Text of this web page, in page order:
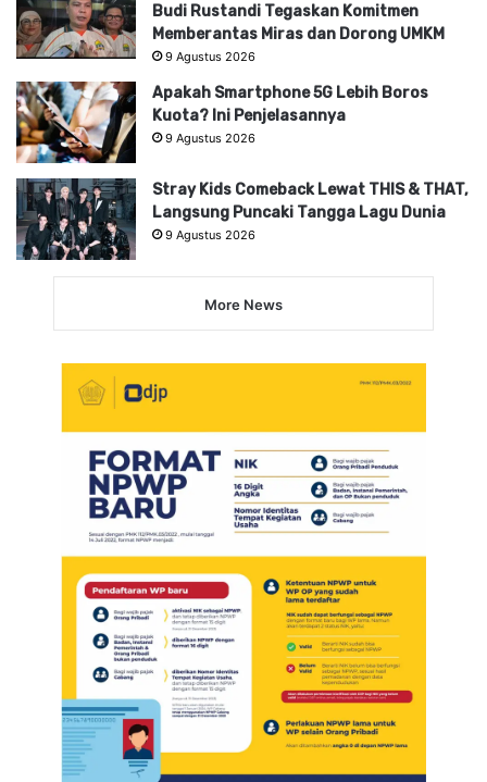
Budi Rustandi Tegaskan Komitmen
Memberantas Miras dan Dorong UMKM
9 Agustus 2026
Apakah Smartphone 5G Lebih Boros
Kuota? Ini Penjelasannya
9 Agustus 2026
Stray Kids Comeback Lewat THIS & THAT,
Langsung Puncaki Tangga Lagu Dunia
9 Agustus 2026
More News